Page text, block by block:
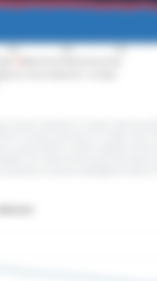
również liczba ferm trzody chlewnej. Na
ferm trzody chlewnej. To o 4,6%, czyli o
z poprzednim rokiem spadek wynosi
cen wieprzowiny spowodowane
jedną z przyczyn spadającej liczby